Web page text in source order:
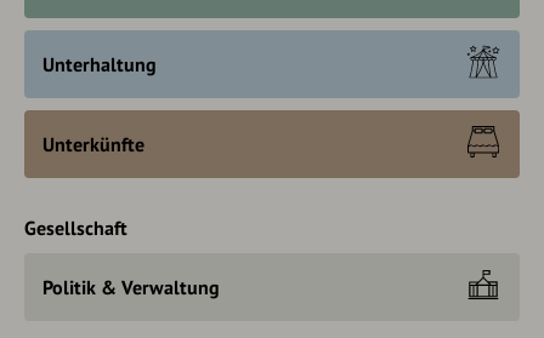
Unterhaltung
Unterkünfte
Gesellschaft
Politik & Verwaltung